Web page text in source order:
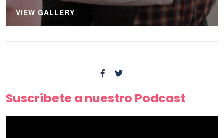
VIEW GALLERY
Suscríbete a nuestro Podcast